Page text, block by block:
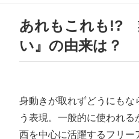
あれもこれも!?
い』の由来は？
身動きが取れずどうにもな
う表現。一般的に使われ
西を中心に活躍するフリー